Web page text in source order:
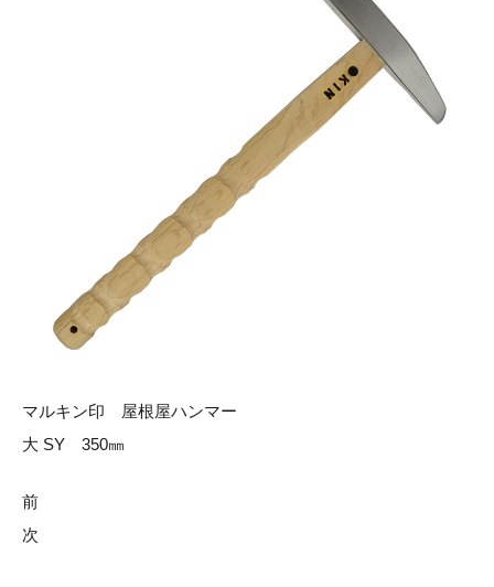
マルキン印 屋根屋ハンマー
大 SY 350㎜
前
次